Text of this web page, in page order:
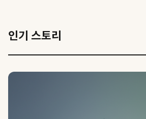
인기 스토리